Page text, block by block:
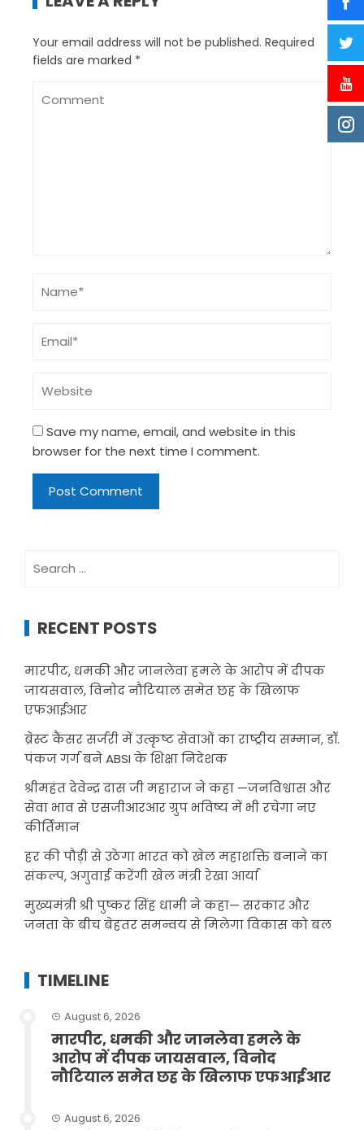
Your email address will not be published. Required
fields are marked *
Save my name, email, and website in this
browser for the next time I comment.
for:
RECENT POSTS
मारपीट, धमकी और जानलेवा हमले के आरोप में दीपक
जायसवाल, विनोद नौटियाल समेत छह के खिलाफ
एफआईआर
ब्रेस्ट कैंसर सर्जरी में उत्कृष्ट सेवाओं का राष्ट्रीय सम्मान, डॉ.
पंकज गर्ग बने ABSI के शिक्षा निदेशक
श्रीमहंत देवेन्द्र दास जी महाराज ने कहा —जनविश्वास और
सेवा भाव से एसजीआरआर ग्रुप भविष्य में भी रचेगा नए
कीर्तिमान
हर की पौड़ी से उठेगा भारत को खेल महाशक्ति बनाने का
संकल्प, अगुवाई करेंगी खेल मंत्री रेखा आर्या
मुख्यमंत्री श्री पुष्कर सिंह धामी ने कहा— सरकार और
जनता के बीच बेहतर समन्वय से मिलेगा विकास को बल
TIMELINE
August 6, 2026
मारपीट, धमकी और जानलेवा हमले के
आरोप में दीपक जायसवाल, विनोद
नौटियाल समेत छह के खिलाफ एफआईआर
August 6, 2026